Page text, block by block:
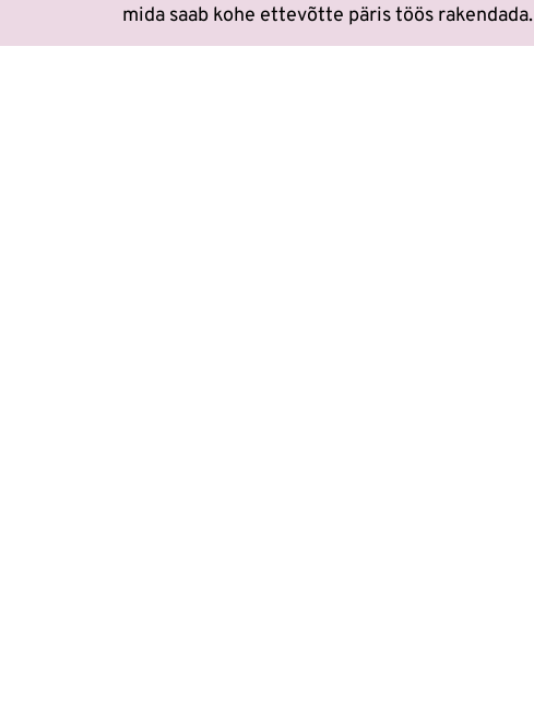
mida saab kohe ettevõtte päris töös rakendada.